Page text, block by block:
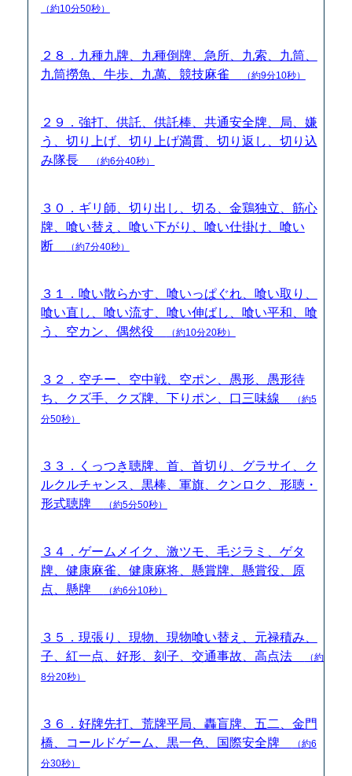
（約10分50秒）
２８．九種九牌、九種倒牌、急所、九索、九筒、
九筒撈魚、牛歩、九萬、競技麻雀
（約9分10秒）
２９．強打、供託、供託棒、共通安全牌、局、嫌
う、切り上げ、切り上げ満貫、切り返し、切り込
み隊長
（約6分40秒）
３０．ギリ師、切り出し、切る、金鶏独立、筋心
牌、喰い替え、喰い下がり、喰い仕掛け、喰い
断
（約7分40秒）
３１．喰い散らかす、喰いっぱぐれ、喰い取り、
喰い直し、喰い流す、喰い伸ばし、喰い平和、喰
う、空カン、偶然役
（約10分20秒）
３２．空チー、空中戦、空ポン、愚形、愚形待
ち、クズ手、クズ牌、下りポン、口三味線
（約5
分50秒）
３３．くっつき聴牌、首、首切り、グラサイ、ク
ルクルチャンス、黒棒、軍旗、クンロク、形聴・
形式聴牌
（約5分50秒）
３４．ゲームメイク、激ツモ、毛ジラミ、ゲタ
牌、健康麻雀、健康麻将、懸賞牌、懸賞役、原
点、懸牌
（約6分10秒）
３５．現張り、現物、現物喰い替え、元禄積み、
子、紅一点、好形、刻子、交通事故、高点法
（約
8分20秒）
３６．好牌先打、荒牌平局、轟盲牌、五二、金門
橋、コールドゲーム、黒一色、国際安全牌
（約6
分30秒）